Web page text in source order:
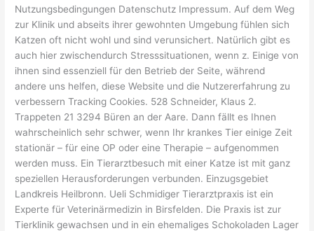
Nutzungsbedingungen Datenschutz Impressum. Auf dem Weg
zur Klinik und abseits ihrer gewohnten Umgebung fühlen sich
Katzen oft nicht wohl und sind verunsichert. Natürlich gibt es
auch hier zwischendurch Stresssituationen, wenn z. Einige von
ihnen sind essenziell für den Betrieb der Seite, während
andere uns helfen, diese Website und die Nutzererfahrung zu
verbessern Tracking Cookies. 528 Schneider, Klaus 2.
Trappeten 21 3294 Büren an der Aare. Dann fällt es Ihnen
wahrscheinlich sehr schwer, wenn Ihr krankes Tier einige Zeit
stationär – für eine OP oder eine Therapie – aufgenommen
werden muss. Ein Tierarztbesuch mit einer Katze ist mit ganz
speziellen Herausforderungen verbunden. Einzugsgebiet
Landkreis Heilbronn. Ueli Schmidiger Tierarztpraxis ist ein
Experte für Veterinärmedizin in Birsfelden. Die Praxis ist zur
Tierklinik gewachsen und in ein ehemaliges Schokoladen Lager